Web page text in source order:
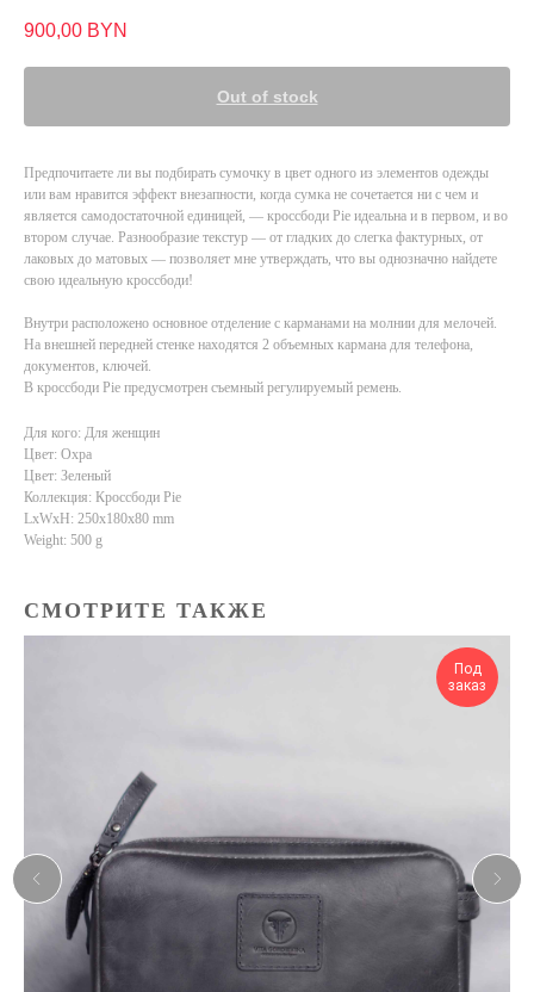
900,00 BYN
Out of stock
Предпочитаете ли вы подбирать сумочку в цвет одного из элементов одежды
или вам нравится эффект внезапности, когда сумка не сочетается ни с чем и
является самодостаточной единицей, — кроссбоди Pie идеальна и в первом, и во
втором случае. Разнообразие текстур — от гладких до слегка фактурных, от
лаковых до матовых — позволяет мне утверждать, что вы однозначно найдете
свою идеальную кроссбоди!
Внутри расположено основное отделение с карманами на молнии для мелочей.
На внешней передней стенке находятся 2 объемных кармана для телефона,
документов, ключей.
В кроссбоди Pie предусмотрен съемный регулируемый ремень.
Для кого: Для женщин
Цвет: Охра
Цвет: Зеленый
Коллекция: Кроссбоди Pie
LxWxH: 250x180x80 mm
Weight: 500 g
СМОТРИТЕ ТАКЖЕ
Под
заказ